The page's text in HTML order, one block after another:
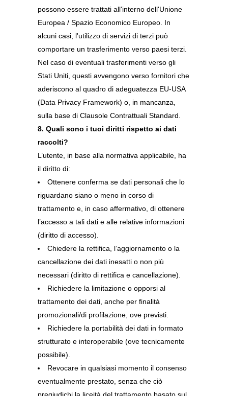
possono essere trattati all'interno dell'Unione
Europea / Spazio Economico Europeo. In
alcuni casi, l'utilizzo di servizi di terzi può
comportare un trasferimento verso paesi terzi.
Nel caso di eventuali trasferimenti verso gli
Stati Uniti, questi avvengono verso fornitori che
aderiscono al quadro di adeguatezza EU-USA
(Data Privacy Framework) o, in mancanza,
sulla base di Clausole Contrattuali Standard.
8. Quali sono i tuoi diritti rispetto ai dati
raccolti?
L’utente, in base alla normativa applicabile, ha
il diritto di:
Ottenere conferma se dati personali che lo
riguardano siano o meno in corso di
trattamento e, in caso affermativo, di ottenere
l’accesso a tali dati e alle relative informazioni
(diritto di accesso).
Chiedere la rettifica, l’aggiornamento o la
cancellazione dei dati inesatti o non più
necessari (diritto di rettifica e cancellazione).
Richiedere la limitazione o opporsi al
trattamento dei dati, anche per finalità
promozionali/di profilazione, ove previsti.
Richiedere la portabilità dei dati in formato
strutturato e interoperabile (ove tecnicamente
possibile).
Revocare in qualsiasi momento il consenso
eventualmente prestato, senza che ciò